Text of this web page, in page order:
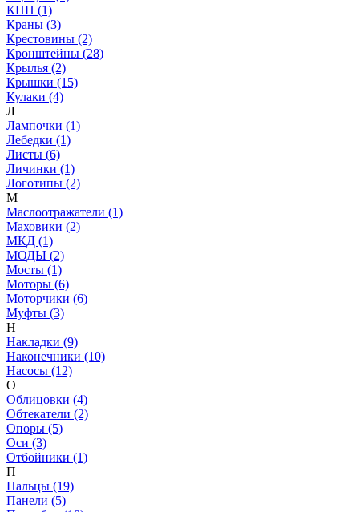
КПП (1)
Краны (3)
Крестовины (2)
Кронштейны (28)
Крылья (2)
Крышки (15)
Кулаки (4)
Л
Лампочки (1)
Лебедки (1)
Листы (6)
Личинки (1)
Логотипы (2)
М
Маслоотражатели (1)
Маховики (2)
МКД (1)
МОДЫ (2)
Мосты (1)
Моторы (6)
Моторчики (6)
Муфты (3)
Н
Накладки (9)
Наконечники (10)
Насосы (12)
О
Облицовки (4)
Обтекатели (2)
Опоры (5)
Оси (3)
Отбойники (1)
П
Пальцы (19)
Панели (5)